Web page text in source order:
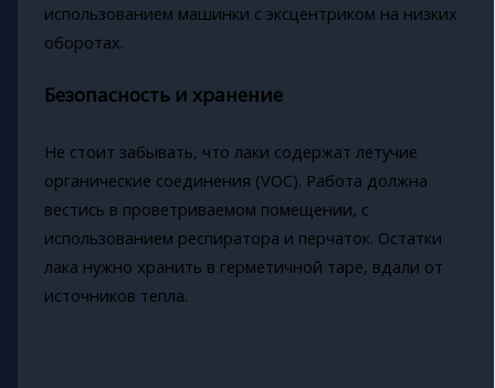
использованием машинки с эксцентриком на низких
оборотах.
Безопасность и хранение
Не стоит забывать, что лаки содержат летучие
органические соединения (VOC). Работа должна
вестись в проветриваемом помещении, с
использованием респиратора и перчаток. Остатки
лака нужно хранить в герметичной таре, вдали от
источников тепла.